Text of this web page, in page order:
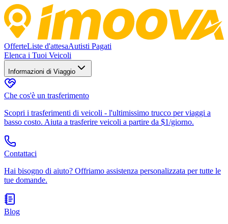
OfferteListe d'attesaAutisti Pagati
Elenca i Tuoi Veicoli
Informazioni di Viaggio
Che cos'è un trasferimento
Scopri i trasferimenti di veicoli - l'ultimissimo trucco per viaggi a
basso costo. Aiuta a trasferire veicoli a partire da $1/giorno.
Contattaci
Hai bisogno di aiuto? Offriamo assistenza personalizzata per tutte le
tue domande.
Blog